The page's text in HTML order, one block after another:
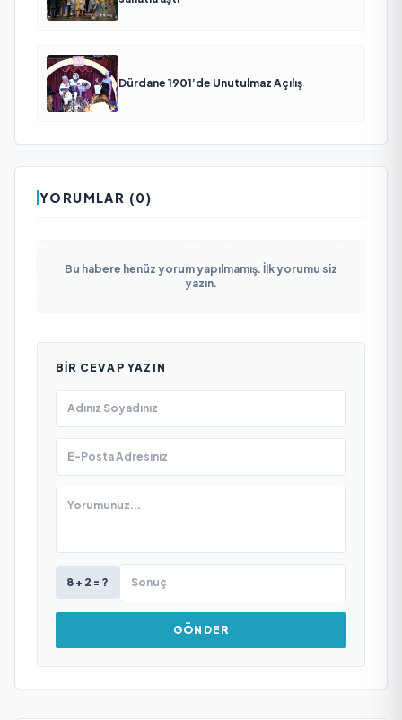
Dürdane 1901’de Unutulmaz Açılış
YORUMLAR (0)
Bu habere henüz yorum yapılmamış. İlk yorumu siz
yazın.
BIR CEVAP YAZIN
8 + 2 = ?
GÖNDER